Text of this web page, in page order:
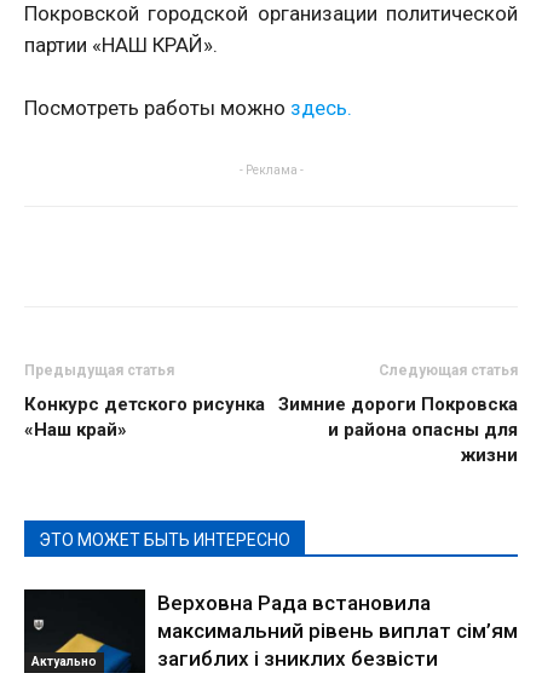
Покровской городской организации политической
партии «НАШ КРАЙ».
Посмотреть работы можно здесь.
- Реклама -
Предыдущая статья
Конкурс детского рисунка
«Наш край»
Следующая статья
Зимние дороги Покровска
и района опасны для
жизни
ЭТО МОЖЕТ БЫТЬ ИНТЕРЕСНО
Актуально
Верховна Рада встановила
максимальний рівень виплат сім’ям
загиблих і зниклих безвісти